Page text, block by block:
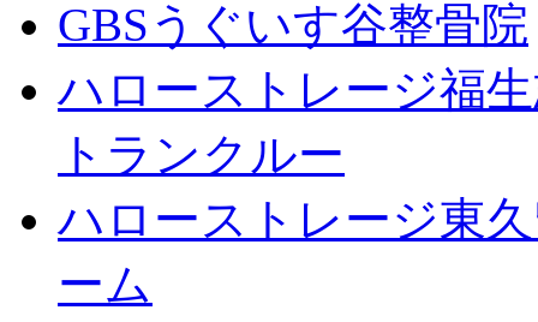
GBSうぐいす谷整骨院
ハローストレージ福
トランクルー
ハローストレージ東
ーム